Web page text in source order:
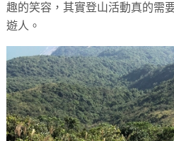
趣的笑容，其實登山活動真的需
遊人。